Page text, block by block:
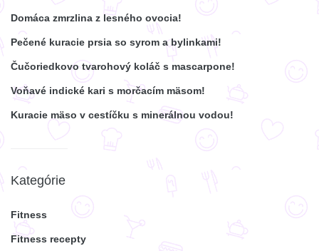
Domáca zmrzlina z lesného ovocia!
Pečené kuracie prsia so syrom a bylinkami!
Čučoriedkovo tvarohový koláč s mascarpone!
Voňavé indické kari s morčacím mäsom!
Kuracie mäso v cestíčku s minerálnou vodou!
Kategórie
Fitness
Fitness recepty